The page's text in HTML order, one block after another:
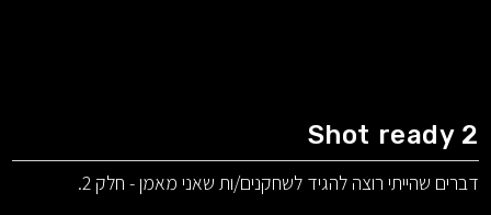
Shot ready 2
דברים שהייתי רוצה להגיד לשחקנים/ות שאני מאמן - חלק 2.